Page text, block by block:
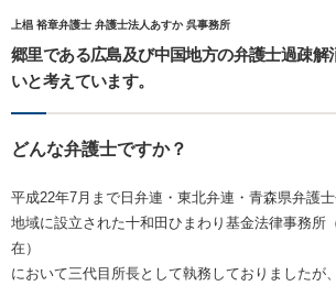
上椙 裕章弁護士 弁護士法人あすか 呉事務所
郷里である広島及び中国地方の弁護士過疎解
いと考えています。
どんな弁護士ですか？
平成22年7月まで日弁連・東北弁連・青森県弁護
地域に設立された十和田ひまわり基金法律事務所
在）
において三代目所長として執務しておりましたが